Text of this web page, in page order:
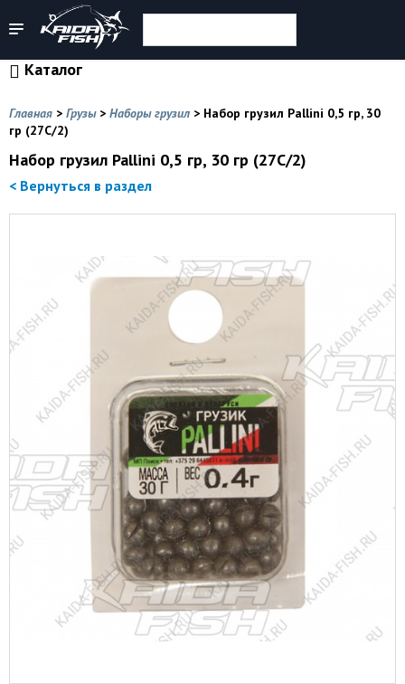
Каталог
Главная > Грузы> Наборы грузил > Набор грузил Pallini 0,5 гр, 30
гр (27С/2)
Набор грузил Pallini 0,5 гр, 30 гр (27С/2)
< Вернуться в раздел